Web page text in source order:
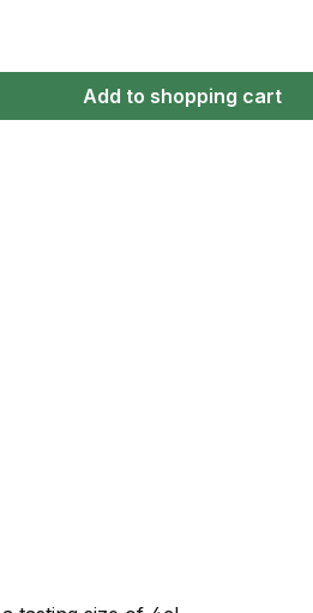
Add to shopping cart